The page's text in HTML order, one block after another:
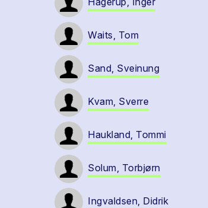
Waits, Tom
Sand, Sveinung
Kvam, Sverre
Haukland, Tommi
Solum, Torbjørn
Ingvaldsen, Didrik